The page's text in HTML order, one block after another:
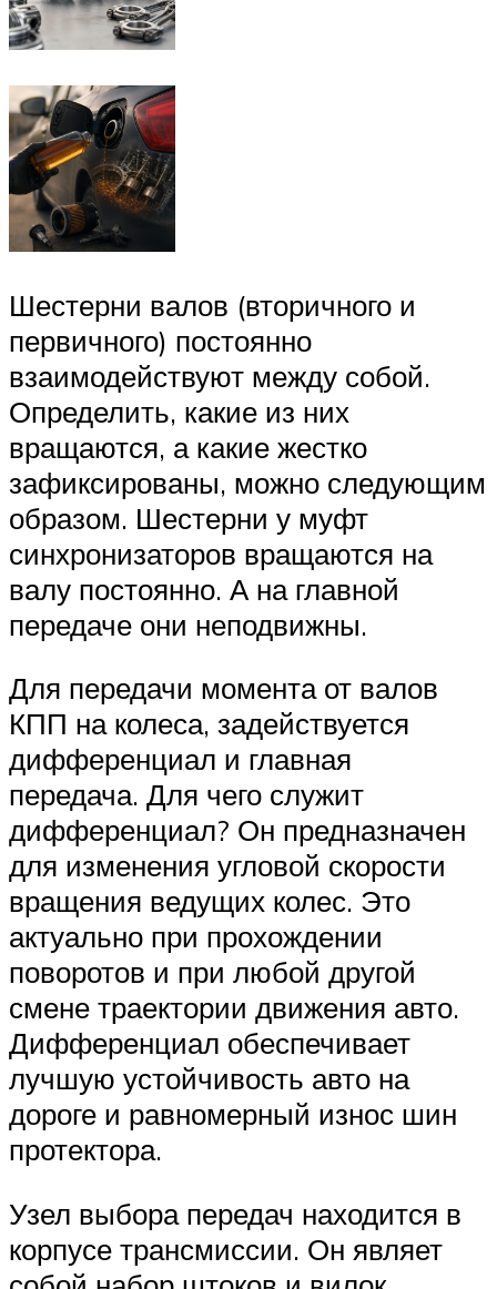
Шестерни валов (вторичного и
первичного) постоянно
взаимодействуют между собой.
Определить, какие из них
вращаются, а какие жестко
зафиксированы, можно следующим
образом. Шестерни у муфт
синхронизаторов вращаются на
валу постоянно. А на главной
передаче они неподвижны.
Для передачи момента от валов
КПП на колеса, задействуется
дифференциал и главная
передача. Для чего служит
дифференциал? Он предназначен
для изменения угловой скорости
вращения ведущих колес. Это
актуально при прохождении
поворотов и при любой другой
смене траектории движения авто.
Дифференциал обеспечивает
лучшую устойчивость авто на
дороге и равномерный износ шин
протектора.
Узел выбора передач находится в
корпусе трансмиссии. Он являет